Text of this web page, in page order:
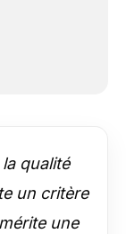
qualité
un critère
une